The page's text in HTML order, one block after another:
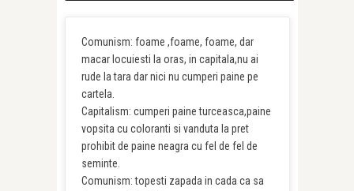
Comunism: foame ,foame, foame, dar
macar locuiesti la oras, in capitala,nu ai
rude la tara dar nici nu cumperi paine pe
cartela.
Capitalism: cumperi paine turceasca,paine
vopsita cu coloranti si vanduta la pret
prohibit de paine neagra cu fel de fel de
seminte.
Comunism: topesti zapada in cada ca sa